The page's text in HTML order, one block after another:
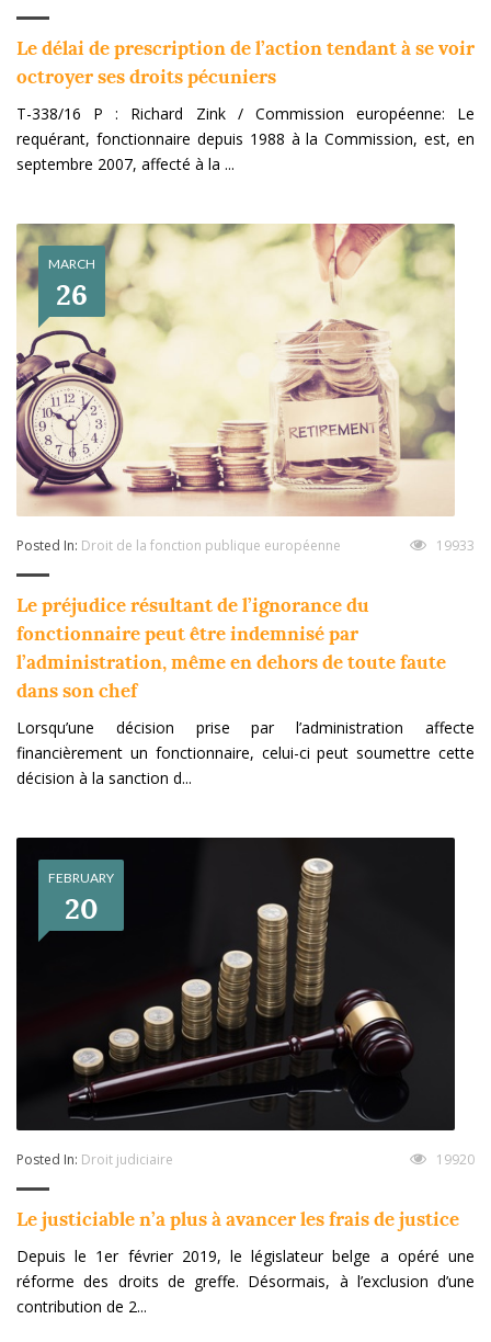
Le délai de prescription de l’action tendant à se voir
octroyer ses droits pécuniers
T-338/16 P : Richard Zink / Commission européenne: Le
requérant, fonctionnaire depuis 1988 à la Commission, est, en
septembre 2007, affecté à la ...
MARCH
26
Posted In: Droit de la fonction publique européenne 19933
Le préjudice résultant de l’ignorance du
fonctionnaire peut être indemnisé par
l’administration, même en dehors de toute faute
dans son chef
Lorsqu’une décision prise par l’administration affecte
financièrement un fonctionnaire, celui-ci peut soumettre cette
décision à la sanction d...
FEBRUARY
20
Posted In: Droit judiciaire 19920
Le justiciable n’a plus à avancer les frais de justice
Depuis le 1er février 2019, le législateur belge a opéré une
réforme des droits de greffe. Désormais, à l’exclusion d’une
contribution de 2...